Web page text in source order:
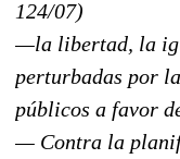
124/07)
—la libertad, la
perturbadas por
públicos a favor
— Contra la